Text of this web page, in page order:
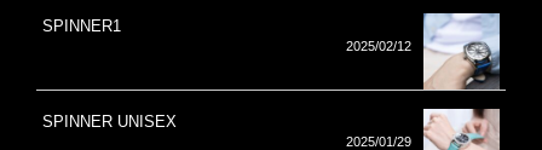
SPINNER1
2025/02/12
SPINNER UNISEX
2025/01/29